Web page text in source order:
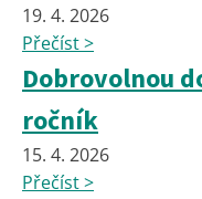
19. 4. 2026
Přečíst >
Dobrovolnou
ročník
15. 4. 2026
Přečíst >